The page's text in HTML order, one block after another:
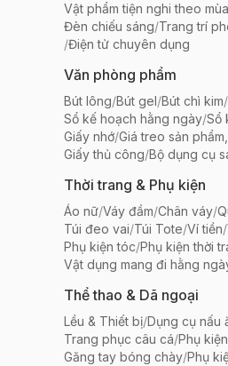
Vật phẩm tiện nghi theo mùa
Đèn chiếu sáng/Trang trí
/Điện tử chuyên dụng
Văn phòng phẩm
Bút lông/Bút gel/Bút chì kim/
Sổ kế hoạch hằng ngày/Sổ
Giấy nhớ/Giá treo sản
Giấy thủ công/Bộ dụng cụ
Thời trang & Phụ kiện
Áo nữ/Váy đầm/Chân váy/
Túi đeo vai/Túi Tote/Ví tiền/
Phụ kiện tóc/Phụ kiện thời
Vật dụng mang đi hằng
Thể thao & Dã ngoại
Lều & Thiết bị/Dụng cụ nấu
Trang phục câu cá/Phụ
Găng tay bóng chày/Phụ